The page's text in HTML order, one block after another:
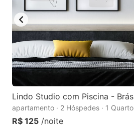
Lindo Studio com Piscina - Brás
apartamento · 2 Hóspedes · 1 Quarto
R$ 125 /noite